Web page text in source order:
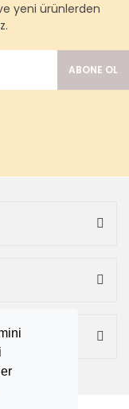
yeni ürünlerden
ABONE OL